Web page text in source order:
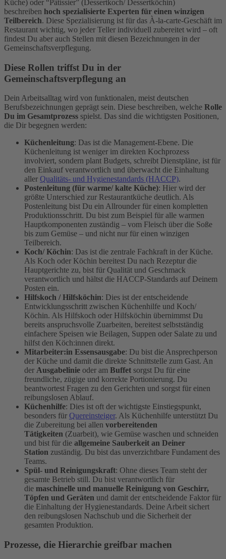
Küche) oder “Pâtissier” (Dessertkoch/ Dessertköchin)
beschreiben hoch spezialisierte Experten für einen winzigen
Teilbereich. Diese Spezialisierung ist für das À-la-carte-Geschäft im
Restaurant wichtig, wo jeder Teller individuell zubereitet wird – oft
findest Du aber auch Stellen mit diesen Bezeichnungen in der
Gemeinschaftsverpflegung.
Diese Rollen triffst Du in der
Gemeinschaftsverpflegung an
Dein Arbeitsalltag wird von funktionalen, meist deutschen
Berufsbezeichnungen geprägt sein. Diese beschreiben, welche Rolle
Du im Gesamtprozess spielst. Das sind die wichtigsten Positionen,
die Dir begegnen werden:
Küchenleitung: Das ist die Management-Ebene. Die
Küchenleitung ist weniger im direkten Kochprozess
involviert, sondern plant Budgets, schreibt Dienstpläne, ist für
den Einkauf verantwortlich und überwacht die Einhaltung
aller Qualitäts- und Hygienestandards (HACCP).
Postenleitung (für warme/ kalte Küche): Hier wird der
größte Unterschied zur Restaurantküche deutlich. Als
Postenleitung bist Du ein Allrounder für einen kompletten
Produktionsschritt. Du bist zum Beispiel für alle warmen
Hauptkomponenten zuständig – vom Fleisch über die Soße
bis zum Gemüse – und nicht nur für einen winzigen
Teilbereich.
Koch/ Köchin: Das ist die zentrale Fachkraft in der Küche.
Als Koch oder Köchin bereitest Du nach Rezeptur die
Hauptgerichte zu, bist für Qualität und Geschmack
verantwortlich und hältst die HACCP-Standards auf Deinem
Posten ein.
Hilfskoch / Hilfsköchin: Dies ist der entscheidende
Entwicklungsschritt zwischen Küchenhilfe und Koch/
Köchin. Als Hilfskoch oder Hilfsköchin übernimmst Du
bereits anspruchsvolle Zuarbeiten, bereitest selbstständig
einfachere Speisen wie Beilagen, Suppen oder Salate zu und
hilfst den Köch:innen direkt.
Mitarbeiter:in Essensausgabe: Du bist die Ansprechperson
der Küche und damit die direkte Schnittstelle zum Gast. An
der Ausgabelinie oder am Buffet sorgst Du für eine
freundliche, zügige und korrekte Portionierung. Du
beantwortest Fragen zu den Gerichten und sorgst für einen
reibungslosen Ablauf.
Küchenhilfe: Dies ist oft der wichtigste Einstiegspunkt,
besonders für Quereinsteiger. Als Küchenhilfe unterstützt Du
die Zubereitung bei allen vorbereitenden
Tätigkeiten (Zuarbeit), wie Gemüse waschen und schneiden
und bist für die allgemeine Sauberkeit an Deiner
Station zuständig. Du bist das unverzichtbare Fundament des
Teams.
Spül- und Reinigungskraft: Ohne dieses Team steht der
gesamte Betrieb still. Du bist verantwortlich für
die maschinelle und manuelle Reinigung von Geschirr,
Töpfen und Geräten und damit der entscheidende Faktor für
die Einhaltung der Hygienestandards. Deine Arbeit sichert
den reibungslosen Nachschub und die Sicherheit der
gesamten Produktion.
Prozesse, die Hierarchie greifbar machen